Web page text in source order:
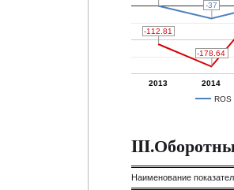
ROS
2013 2014
-37
-37
-112.81
-112.81
-178.64
-178.64
Наименование